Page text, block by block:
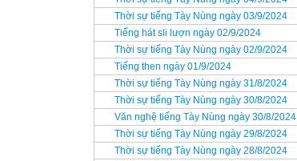
Thời sự tiếng Tày Nùng ngày 03/9/2024
Tiếng hát sli lượn ngày 02/9/2024
Thời sự tiếng Tày Nùng ngày 02/9/2024
Tiếng then ngày 01/9/2024
Thời sự tiếng Tày Nùng ngày 31/8/2024
Thời sự tiếng Tày Nùng ngày 30/8/2024
Văn nghệ tiếng Tày Nùng ngày 30/8/2024
Thời sự tiếng Tày Nùng ngày 29/8/2024
Thời sự tiếng Tày Nùng ngày 28/8/2024